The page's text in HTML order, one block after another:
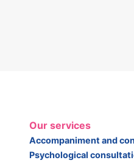
Our services
Accompaniment and
Psychological